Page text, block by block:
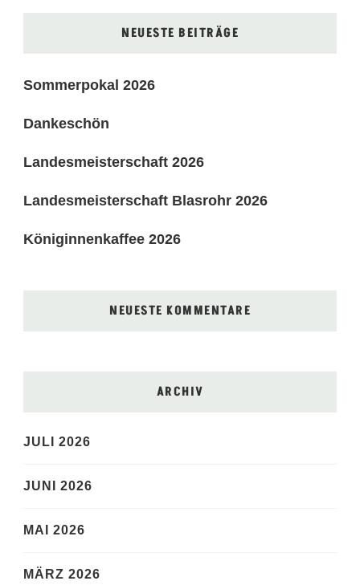
NEUESTE BEITRÄGE
Sommerpokal 2026
Dankeschön
Landesmeisterschaft 2026
Landesmeisterschaft Blasrohr 2026
Königinnenkaffee 2026
NEUESTE KOMMENTARE
ARCHIV
JULI 2026
JUNI 2026
MAI 2026
MÄRZ 2026